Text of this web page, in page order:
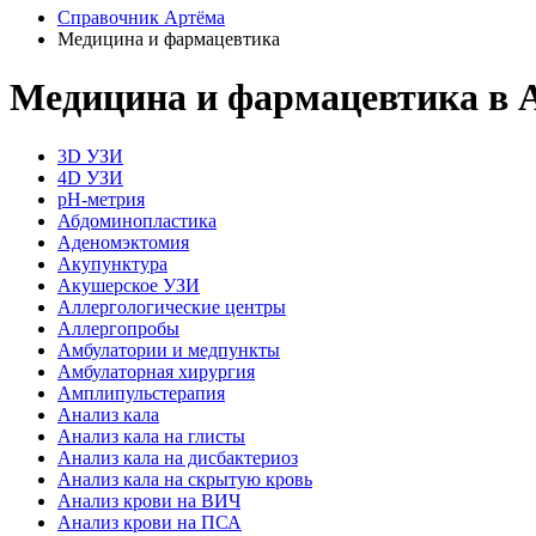
Справочник Артёма
Медицина и фармацевтика
Медицина и фармацевтика в
3D УЗИ
4D УЗИ
pH-метрия
Абдоминопластика
Аденомэктомия
Акупунктура
Акушерское УЗИ
Аллергологические центры
Аллергопробы
Амбулатории и медпункты
Амбулаторная хирургия
Амплипульстерапия
Анализ кала
Анализ кала на глисты
Анализ кала на дисбактериоз
Анализ кала на скрытую кровь
Анализ крови на ВИЧ
Анализ крови на ПСА